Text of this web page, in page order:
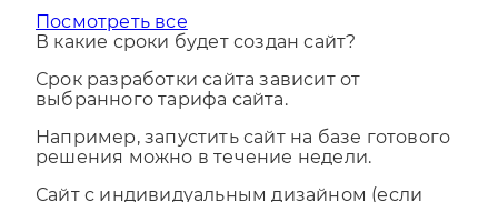
Посмотреть все
Срок разработки сайта зависит от
Например, запустить сайт на базе готового